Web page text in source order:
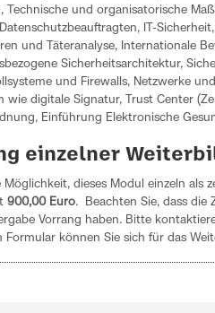
Technische und organisatorische
IT-
und Täteranalyse, Internationale
Sicherheitsarchitektur,
und Firewalls, Netzwerke
wie digitale Signatur, Trust Center
Einführung Elektronische
einzelner
Möglichkeit, dieses Modul einzeln als
900,00 Euro. Beachten Sie, dass die
Vorrang haben. Bitte
Formular können Sie sich für das